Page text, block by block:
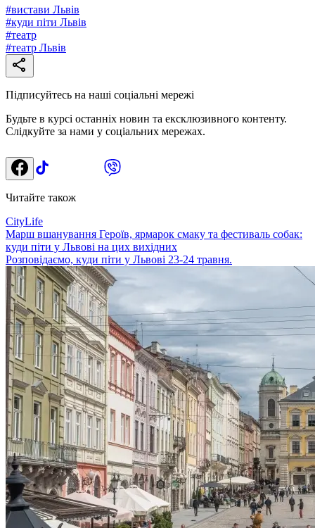
#вистави Львів
#куди піти Львів
#театр
#театр Львів
Підписуйтесь на наші соціальні мережі
Будьте в курсі останніх новин та ексклюзивного контенту.
Слідкуйте за нами у соціальних мережах.
Читайте також
CityLife
Марш вшанування Героїв, ярмарок смаку та фестиваль собак:
куди піти у Львові на цих вихідних
Розповідаємо, куди піти у Львові 23-24 травня.